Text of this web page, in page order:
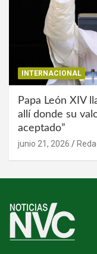
INTERNACIONAL
Papa León XIV
allí donde su
aceptado”
junio 21, 2026